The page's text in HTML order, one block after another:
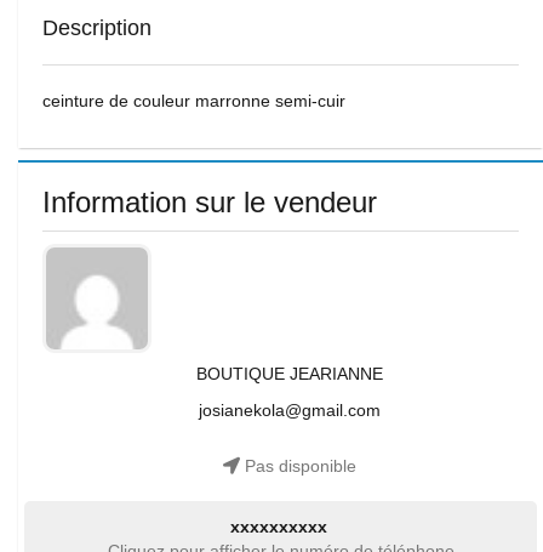
Description
ceinture de couleur marronne semi-cuir
Information sur le vendeur
BOUTIQUE JEARIANNE
josianekola@gmail.com
Pas disponible
xxxxxxxxxx